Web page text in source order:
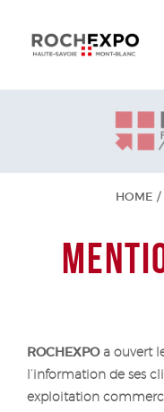
HOME /
ROCHEXPOa ouvert
l’information de ses
exploitation